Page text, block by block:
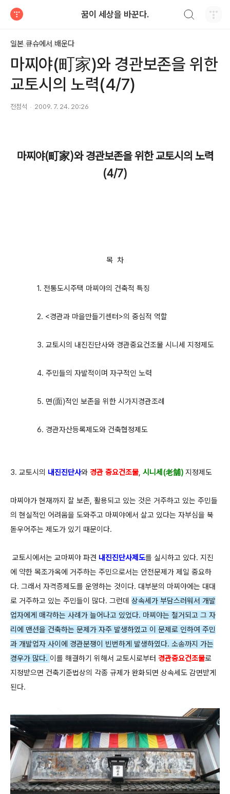
꿈이 세상을 바꾼다.
일본 큐슈에서 배운다
마찌야(町家)와 경관보존을 위한
교토시의 노력(4/7)
전점석 2009. 7. 24. 20:26
마찌야(町家)와 경관보존을 위한 교토시의 노력
(4/7)
목 차
1. 전통도시주택 마찌야의 건축적 특징
2. <경관과 마을만들기센터>의 중심적 역할
3. 교토시의 내진진단사와 경관중요건조물 시니세 지정제도
4. 주민들의 자발적이며 자구적인 노력
5. 면(面)적인 보존을 위한 시가지경관조례
6. 경관자산등록제도와 건축협정제도
3. 교토시의 내진진단사와 경관 중요건조물, 시니세(老舖) 지정제도
마찌야가 현재까지 잘 보존, 활용되고 있는 것은 거주하고 있는 주민들
의 현실적인 어려움을 도와주고 마찌야에서 살고 있다는 자부심을 북
돋우어주는 제도가 있기 때문이다.
교토시에서는 교마찌야 파견 내진진단사제도를 실시하고 있다. 지진
에 약한 목조가옥에 거주하는 주민으로서는 안전문제가 제일 중요하
다. 그래서 자격증제도를 운영하는 것이다. 대부분의 마찌야에는 대대
로 거주하고 있는 주민들이 많다. 그런데 상속세가 부담스러워서 개발
업자에게 매각하는 사례가 늘어나고 있었다. 마찌야는 철거되고 그 자
리에 맨션을 건축하는 문제가 자주 발생하였고 이 문제로 인하여 주민
과 개발업자 사이에 경관분쟁이 빈번하게 발생하였다. 소송까지 가는
경우가 많다. 이를 해결하기 위해서 교토시로부터 경관중요건조물로
지정받으면 건축기준법상의 각종 규제가 완화되면 상속세도 감면받게
된다.